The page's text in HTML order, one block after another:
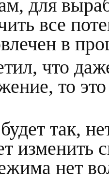
для
все
в
что
то
так,
изменить
нет